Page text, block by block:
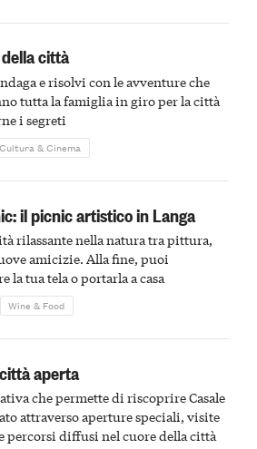
città
e risolvi con le avventure che
tutta la famiglia in giro per la città
i segreti
Cultura & Cinema
il picnic artistico in Langa
rilassante nella natura tra pittura,
amicizie. Alla fine, puoi
la tua tela o portarla a casa
Wine & Food
aperta
che permette di riscoprire Casale
attraverso aperture speciali, visite
percorsi diffusi nel cuore della città